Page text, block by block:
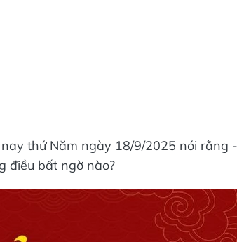
thứ Năm ngày 18/9/2025 nói rằng -
điều bất ngờ nào?